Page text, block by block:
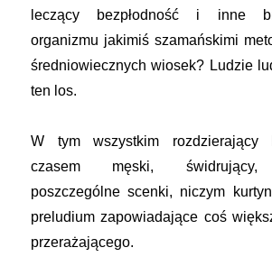
leczący bezpłodność i inne
organizmu jakimiś szamańskimi
średniowiecznych wiosek? Ludzie
ten los.
W tym wszystkim rozdzierający
czasem męski, świdrujący,
poszczególne scenki, niczym
preludium zapowiadające coś
przerażającego.